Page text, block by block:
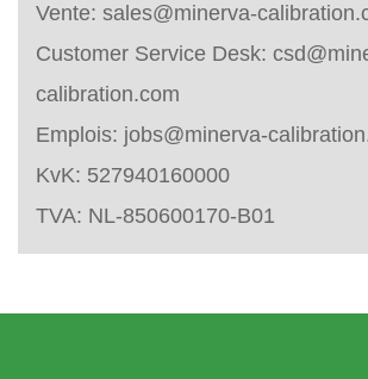
Vente: sales@minerva-
Customer Service Desk:
calibration.com
Emplois: jobs@minerva-
KvK: 527940160000
TVA: NL-850600170-B01